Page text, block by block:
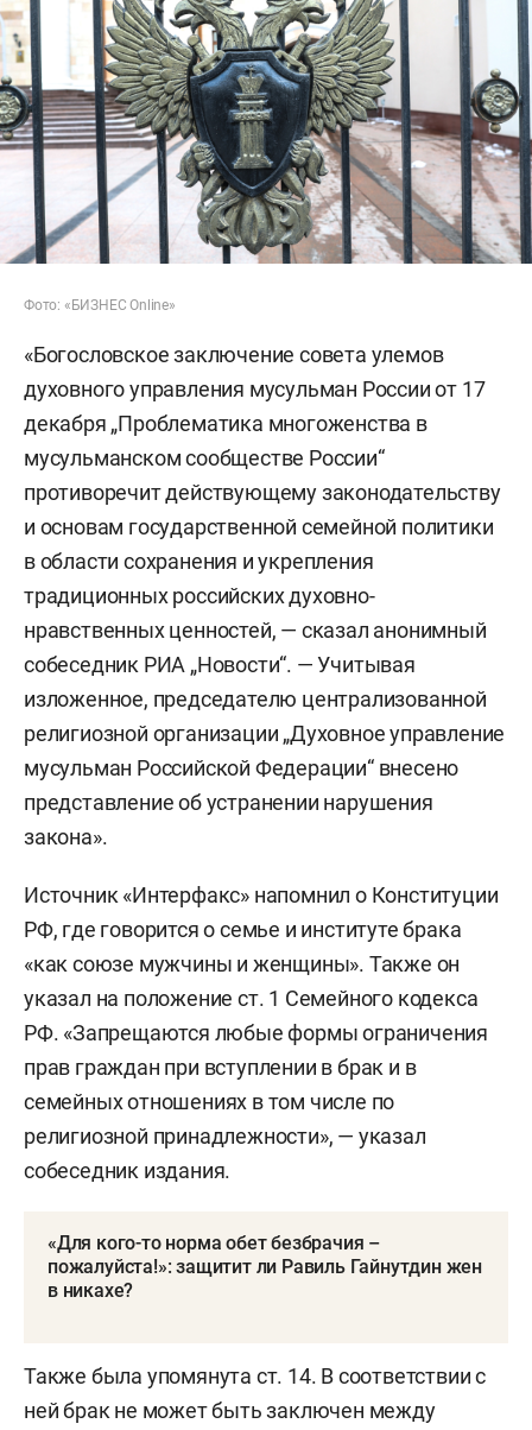
Фото: «БИЗНЕС Online»
«Богословское заключение совета улемов
духовного управления мусульман России от 17
декабря „Проблематика многоженства в
мусульманском сообществе России“
противоречит действующему законодательству
и основам государственной семейной политики
в области сохранения и укрепления
традиционных российских духовно-
нравственных ценностей, — сказал анонимный
собеседник РИА „Новости“. — Учитывая
изложенное, председателю централизованной
религиозной организации „Духовное управление
мусульман Российской Федерации“ внесено
представление об устранении нарушения
закона».
Источник «Интерфакс» напомнил о Конституции
РФ, где говорится о семье и институте брака
«как союзе мужчины и женщины». Также он
указал на положение ст. 1 Семейного кодекса
РФ. «Запрещаются любые формы ограничения
прав граждан при вступлении в брак и в
семейных отношениях в том числе по
религиозной принадлежности», — указал
собеседник издания.
«Для кого-то норма обет безбрачия –
пожалуйста!»: защитит ли Равиль Гайнутдин жен
в никахе?
Также была упомянута ст. 14. В соответствии с
ней брак не может быть заключен между